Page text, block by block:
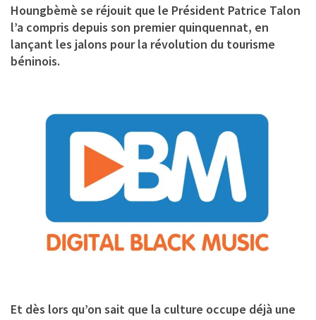
Houngbèmè se réjouit que le Président Patrice Talon
l’a compris depuis son premier quinquennat, en
lançant les jalons pour la révolution du tourisme
béninois.
Et dès lors qu’on sait que la culture occupe déjà une